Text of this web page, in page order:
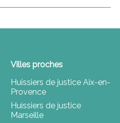
Villes proches
Huissiers de justice Aix-en-
Provence
Huissiers de justice
Marseille